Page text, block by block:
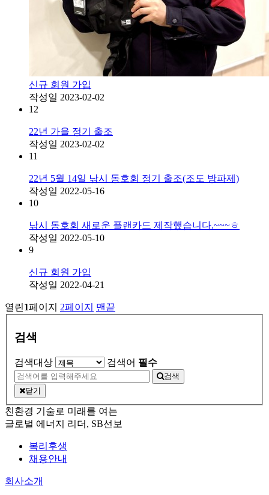
신규 회원 가입
작성일 2023-02-02
12
22년 가을 정기 출조
작성일 2023-02-02
11
22년 5월 14일 낚시 동호회 정기 출조(조도 방파제)
작성일 2022-05-16
10
낚시 동호회 새로운 플랜카드 제작했습니다.~~~ㅎ
작성일 2022-05-10
9
신규 회원 가입
작성일 2022-04-21
열린1페이지 2페이지 맨끝
검색
검색대상 검색어 필수
검색
닫기
친환경 기술로 미래를 여는
글로벌 에너지 리더, SB선보
복리후생
채용안내
회사소개